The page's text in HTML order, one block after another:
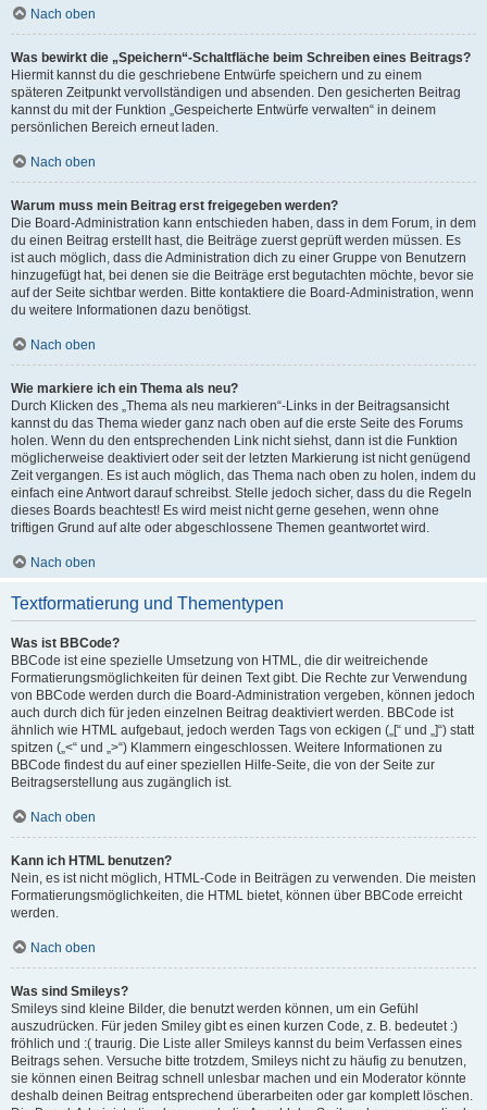
Nach oben
Was bewirkt die „Speichern“-Schaltfläche beim Schreiben eines Beitrags?
Hiermit kannst du die geschriebene Entwürfe speichern und zu einem
späteren Zeitpunkt vervollständigen und absenden. Den gesicherten Beitrag
kannst du mit der Funktion „Gespeicherte Entwürfe verwalten“ in deinem
persönlichen Bereich erneut laden.
Nach oben
Warum muss mein Beitrag erst freigegeben werden?
Die Board-Administration kann entschieden haben, dass in dem Forum, in dem
du einen Beitrag erstellt hast, die Beiträge zuerst geprüft werden müssen. Es
ist auch möglich, dass die Administration dich zu einer Gruppe von Benutzern
hinzugefügt hat, bei denen sie die Beiträge erst begutachten möchte, bevor sie
auf der Seite sichtbar werden. Bitte kontaktiere die Board-Administration, wenn
du weitere Informationen dazu benötigst.
Nach oben
Wie markiere ich ein Thema als neu?
Durch Klicken des „Thema als neu markieren“-Links in der Beitragsansicht
kannst du das Thema wieder ganz nach oben auf die erste Seite des Forums
holen. Wenn du den entsprechenden Link nicht siehst, dann ist die Funktion
möglicherweise deaktiviert oder seit der letzten Markierung ist nicht genügend
Zeit vergangen. Es ist auch möglich, das Thema nach oben zu holen, indem du
einfach eine Antwort darauf schreibst. Stelle jedoch sicher, dass du die Regeln
dieses Boards beachtest! Es wird meist nicht gerne gesehen, wenn ohne
triftigen Grund auf alte oder abgeschlossene Themen geantwortet wird.
Nach oben
Textformatierung und Thementypen
Was ist BBCode?
BBCode ist eine spezielle Umsetzung von HTML, die dir weitreichende
Formatierungsmöglichkeiten für deinen Text gibt. Die Rechte zur Verwendung
von BBCode werden durch die Board-Administration vergeben, können jedoch
auch durch dich für jeden einzelnen Beitrag deaktiviert werden. BBCode ist
ähnlich wie HTML aufgebaut, jedoch werden Tags von eckigen („[“ und „]“) statt
spitzen („<“ und „>“) Klammern eingeschlossen. Weitere Informationen zu
BBCode findest du auf einer speziellen Hilfe-Seite, die von der Seite zur
Beitragserstellung aus zugänglich ist.
Nach oben
Kann ich HTML benutzen?
Nein, es ist nicht möglich, HTML-Code in Beiträgen zu verwenden. Die meisten
Formatierungsmöglichkeiten, die HTML bietet, können über BBCode erreicht
werden.
Nach oben
Was sind Smileys?
Smileys sind kleine Bilder, die benutzt werden können, um ein Gefühl
auszudrücken. Für jeden Smiley gibt es einen kurzen Code, z. B. bedeutet :)
fröhlich und :( traurig. Die Liste aller Smileys kannst du beim Verfassen eines
Beitrags sehen. Versuche bitte trotzdem, Smileys nicht zu häufig zu benutzen,
sie können einen Beitrag schnell unlesbar machen und ein Moderator könnte
deshalb deinen Beitrag entsprechend überarbeiten oder gar komplett löschen.